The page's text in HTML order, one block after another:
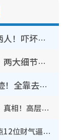
简淑儿染金发剪短头发气质判若两人！吓坏老公麦大力都认不出：“你做什么？”
汤洛雯传终于有好消息造人成功！两大细节曝孕味极浓引猜测：大肚婆先会咁！
五索亲揭10年前负债人生逆袭奇迹！全靠去一地方转运后即遇上马先生
林芊妤亲解12年前“残厕Gathering”真相！高层解约一句话重创尊严，至今拒返TVB
《爱·回家》隐形富豪卧虎藏龙！盘点12位财气逼人的有钱艺人：这位美女3亿身家不愁做